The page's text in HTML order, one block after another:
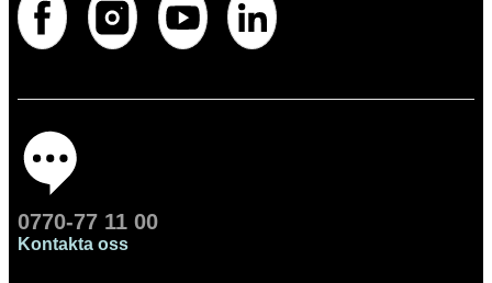
0770-77 11 00
Kontakta oss